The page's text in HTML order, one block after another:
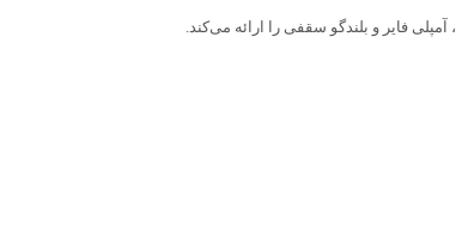
، آمپلی فایر و بلندگو سقفی را ارائه می‌کند.